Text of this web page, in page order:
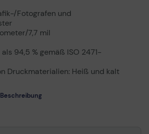
Fotografen und
7,7 mil
94,5 % gemäß ISO 2471-
Druckmaterialien: Heiß und kalt